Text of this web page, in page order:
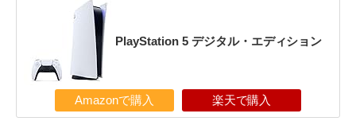
PlayStation 5 デジタル・エディション
Amazonで購入 楽天で購入